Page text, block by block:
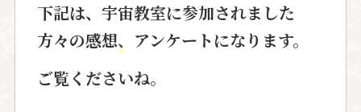
下記は、宇宙教室に参加されました
方々の感想、 アンケートになります。
ご覧くださいね。